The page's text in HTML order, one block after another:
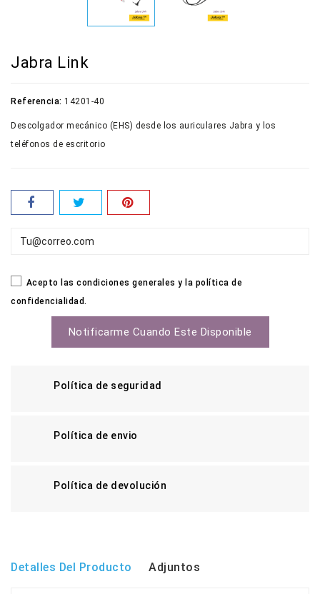
Jabra Link
Referencia: 14201-40
Descolgador mecánico (EHS) desde los auriculares Jabra y los
teléfonos de escritorio
Acepto las condiciones generales y la política de
confidencialidad.
Notificarme Cuando Este Disponible
Política de seguridad
Política de envio
Política de devolución
Detalles Del Producto Adjuntos